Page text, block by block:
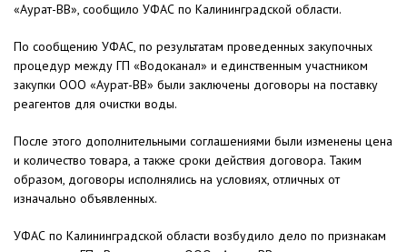
«Аурат-ВВ», сообщило УФАС по Калининградской области.
По сообщению УФАС, по результатам проведенных закупочных
процедур между ГП «Водоканал» и единственным участником
закупки ООО «Аурат-ВВ» были заключены договоры на поставку
реагентов для очистки воды.
После этого дополнительными соглашениями были изменены цена
и количество товара, а также сроки действия договора. Таким
образом, договоры исполнялись на условиях, отличных от
изначально объявленных.
УФАС по Калининградской области возбудило дело по признакам